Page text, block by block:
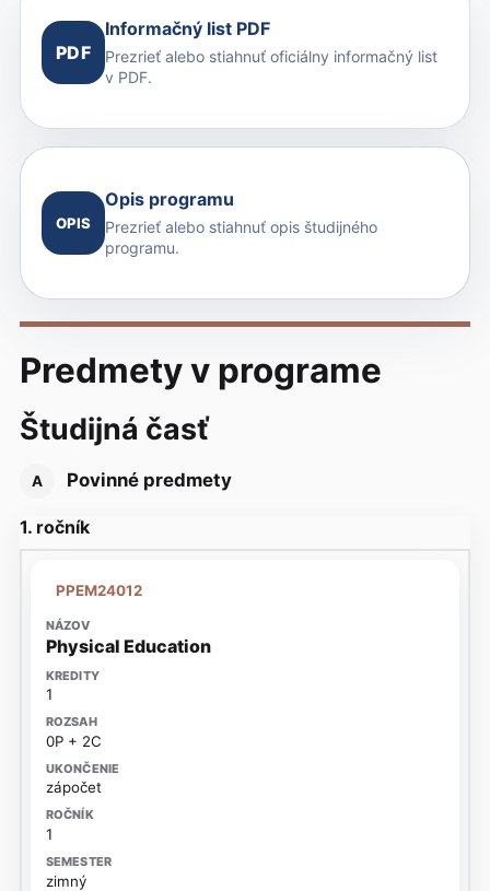
PDF
Informačný list PDF
Prezrieť alebo stiahnuť oficiálny informačný list
v PDF.
OPIS
Opis programu
Prezrieť alebo stiahnuť opis študijného
programu.
Predmety v programe
Študijná časť
A Povinné predmety
1. ročník
PPEM24012
Physical Education
1
0P + 2C
zápočet
1
zimný